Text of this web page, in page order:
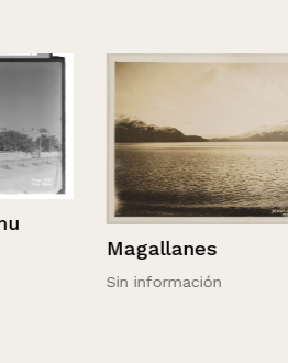
Magallanes
Sin información